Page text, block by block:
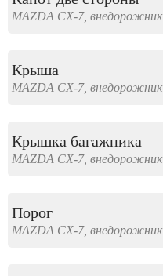
MAZDA CX-7, внедорожник
Крыша
MAZDA CX-7, внедорожник
Крышка багажника
MAZDA CX-7, внедорожник
Порог
MAZDA CX-7, внедорожник